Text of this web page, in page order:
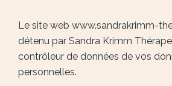
Le site web www.sandrakrimm-
détenu par Sandra Krimm
contrôleur de données de vos
personnelles.